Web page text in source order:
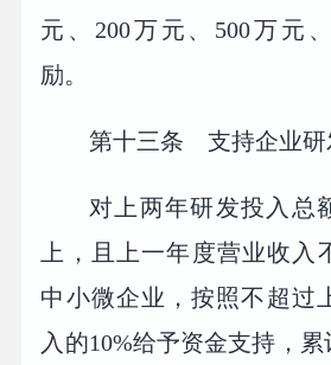
元、200万元、500万元
励。
第十三条 支持企业研
对上两年研发投入总
上，且上一年度营业收入
中小微企业，按照不超过
入的10%给予资金支持，